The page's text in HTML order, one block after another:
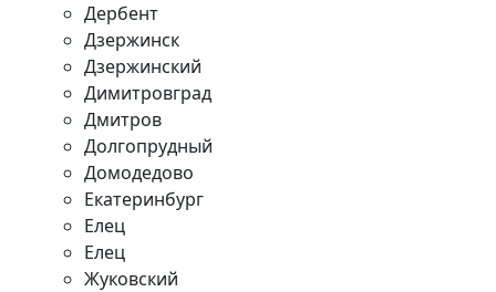
Дербент
Дзержинск
Дзержинский
Димитровград
Дмитров
Долгопрудный
Домодедово
Екатеринбург
Елец
Елец
Жуковский